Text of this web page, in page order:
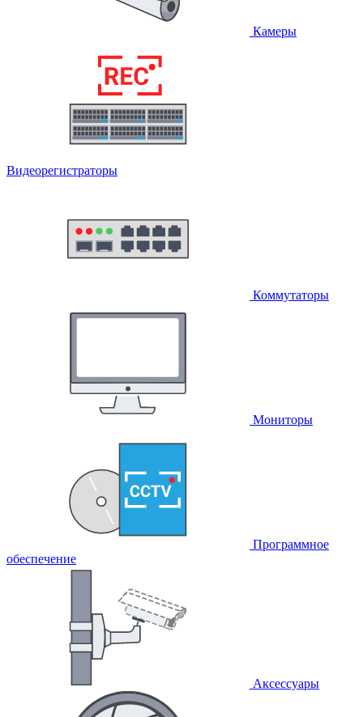
Камеры
Видеорегистраторы
Коммутаторы
Мониторы
Программное
обеспечение
Аксессуары